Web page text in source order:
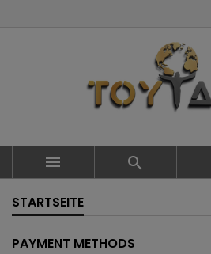
 
STARTSEITE
PAYMENT METHODS